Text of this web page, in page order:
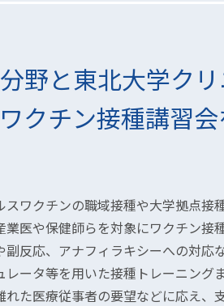
野と東北大学ク
クチン接種講習
スワクチンの職域接種や大学拠点接
医や保健師らを対象にワクチン接
副反応、アナフィラキシーへの対応
ータ等を用いた接種トレーニング
た医療従事者の要望などに応え、